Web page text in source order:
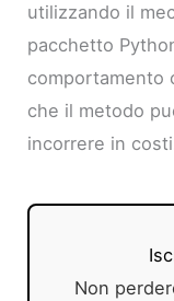
utilizzando il
pacchetto
comportamento
che il metodo
incorrere in
Non